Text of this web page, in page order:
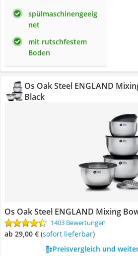
spülmaschinengeeig
net
mit rutschfestem
Boden
Os Oak Steel ENGLAND
Black
Os Oak Steel ENGLAND Mixing
1403 Bewertungen
ab 29,00 € ( Sofort lieferbar)
Preisvergleich und